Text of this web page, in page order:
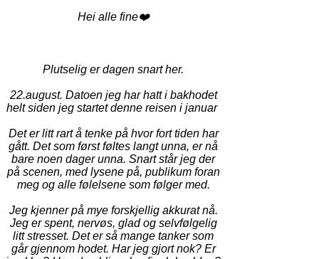
Hei alle fine❤️
Plutselig er dagen snart her.
22.august. Datoen jeg har hatt i bakhodet
helt siden jeg startet denne reisen i januar
Det er litt rart å tenke på hvor fort tiden har
gått. Det som først føltes langt unna, er nå
bare noen dager unna. Snart står jeg der
på scenen, med lysene på, publikum foran
meg og alle følelsene som følger med.
Jeg kjenner på mye forskjellig akkurat nå.
Jeg er spent, nervøs, glad og selvfølgelig
litt stresset. Det er så mange tanker som
går gjennom hodet. Har jeg gjort nok? Er